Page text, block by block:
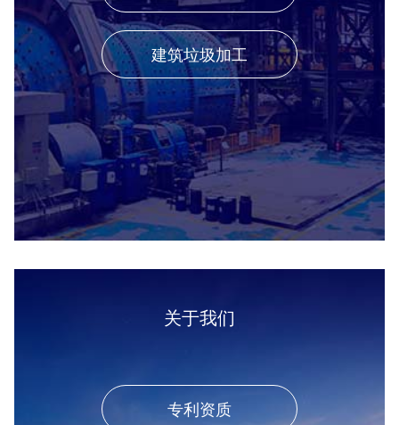
建筑垃圾加工
关于我们
专利资质